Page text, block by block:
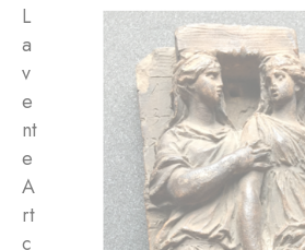
L
a
v
e
nt
e
A
rt
c